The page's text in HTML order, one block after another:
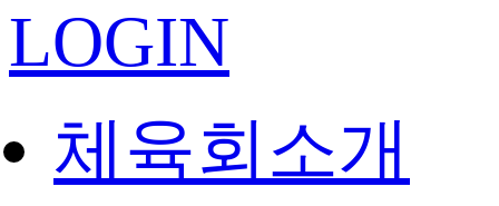
LOGIN
체육회소개